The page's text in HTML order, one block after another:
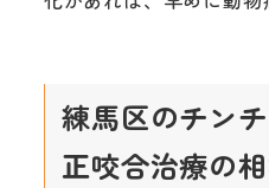
練馬区のチン
正咬合治療の